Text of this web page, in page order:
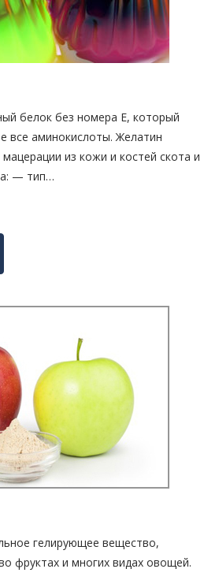
белок без номера Е, который
все аминокислоты. Желатин
из кожи и костей скота и
— тип…
гелирующее вещество,
фруктах и многих видах овощей.